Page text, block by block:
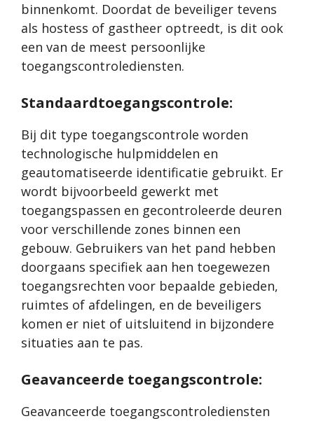
binnenkomt. Doordat de beveiliger tevens
als hostess of gastheer optreedt, is dit ook
een van de meest persoonlijke
toegangscontrolediensten.
Standaardtoegangscontrole:
Bij dit type toegangscontrole worden
technologische hulpmiddelen en
geautomatiseerde identificatie gebruikt. Er
wordt bijvoorbeeld gewerkt met
toegangspassen en gecontroleerde deuren
voor verschillende zones binnen een
gebouw. Gebruikers van het pand hebben
doorgaans specifiek aan hen toegewezen
toegangsrechten voor bepaalde gebieden,
ruimtes of afdelingen, en de beveiligers
komen er niet of uitsluitend in bijzondere
situaties aan te pas.
Geavanceerde toegangscontrole:
Geavanceerde toegangscontrolediensten